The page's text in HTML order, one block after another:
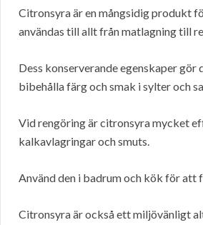
Citronsyra är en mångsidig produkt
användas till allt från matlagning till
Dess konserverande egenskaper
bibehålla färg och smak i sylter och
Vid rengöring är citronsyra mycket
kalkavlagringar och smuts.
Använd den i badrum och kök för att
Citronsyra är också ett miljövänligt